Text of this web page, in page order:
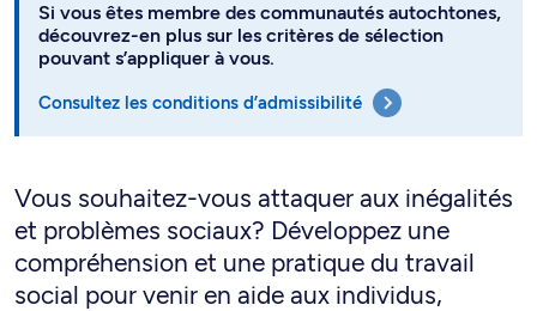
Si vous êtes membre des communautés autochtones,
découvrez-en plus sur les critères de sélection
pouvant s’appliquer à vous.
Consultez les conditions d’admissibilité
Vous souhaitez-vous attaquer aux inégalités
et problèmes sociaux? Développez une
compréhension et une pratique du travail
social pour venir en aide aux individus,